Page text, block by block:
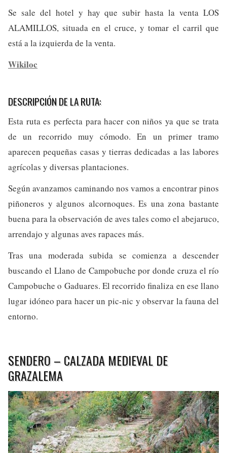
Se sale del hotel y hay que subir hasta la venta LOS
ALAMILLOS, situada en el cruce, y tomar el carril que
está a la izquierda de la venta.
Wikiloc
DESCRIPCIÓN DE LA RUTA:
Esta ruta es perfecta para hacer con niños ya que se trata
de un recorrido muy cómodo. En un primer tramo
aparecen pequeñas casas y tierras dedicadas a las labores
agrícolas y diversas plantaciones.
Según avanzamos caminando nos vamos a encontrar pinos
piñoneros y algunos alcornoques. Es una zona bastante
buena para la observación de aves tales como el abejaruco,
arrendajo y algunas aves rapaces más.
Tras una moderada subida se comienza a descender
buscando el Llano de Campobuche por donde cruza el río
Campobuche o Gaduares. El recorrido finaliza en ese llano
lugar idóneo para hacer un pic-nic y observar la fauna del
entorno.
SENDERO – CALZADA MEDIEVAL DE
GRAZALEMA